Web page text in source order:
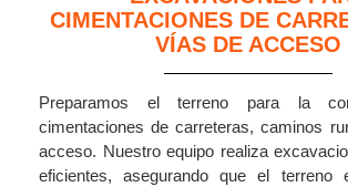
CIMENTACIONES DE
VÍAS DE ACCESO
Preparamos el terreno para la
cimentaciones de carreteras, caminos
acceso. Nuestro equipo realiza
eficientes, asegurando que el terreno